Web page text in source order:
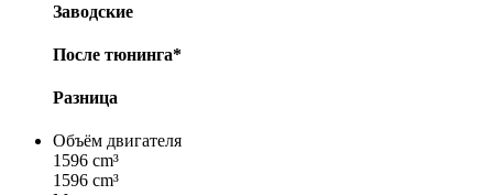
Заводские
После тюнинга*
Разница
Объём двигателя
1596 cm³
1596 cm³